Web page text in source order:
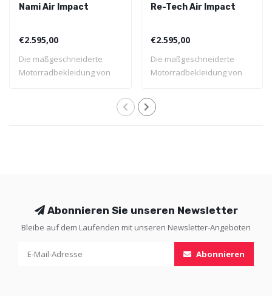
Nami Air Impact
€2.595,00
Die maßgeschneiderte
Motorradbekleidung von
Re-Tech Air Impact
€2.595,00
Die maßgeschneiderte
Motorradbekleidung von
Abonnieren Sie unseren Newsletter
Bleibe auf dem Laufenden mit unseren Newsletter-Angeboten
Abonnieren